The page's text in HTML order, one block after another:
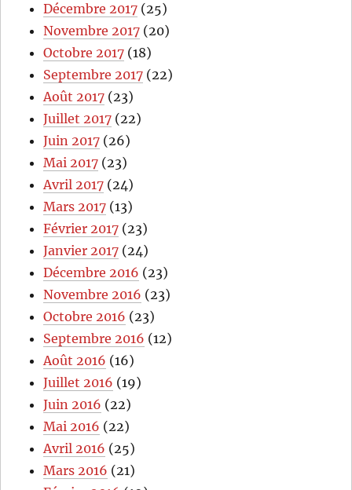
Décembre 2017 (25)
Novembre 2017 (20)
Octobre 2017 (18)
Septembre 2017 (22)
Août 2017 (23)
Juillet 2017 (22)
Juin 2017 (26)
Mai 2017 (23)
Avril 2017 (24)
Mars 2017 (13)
Février 2017 (23)
Janvier 2017 (24)
Décembre 2016 (23)
Novembre 2016 (23)
Octobre 2016 (23)
Septembre 2016 (12)
Août 2016 (16)
Juillet 2016 (19)
Juin 2016 (22)
Mai 2016 (22)
Avril 2016 (25)
Mars 2016 (21)